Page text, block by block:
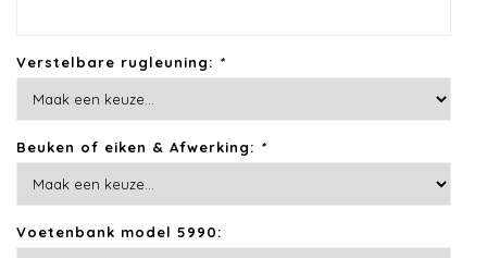
Verstelbare rugleuning: *
Beuken of eiken & Afwerking: *
Voetenbank model 5990: